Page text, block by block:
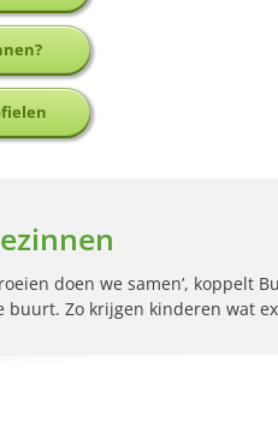
doen we samen’,
buurt. Zo krijgen kinderen wat